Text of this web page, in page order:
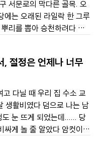
서문로의 막다른 골목. 오
에는 오래된 라일락 한 그루
리를 뽑아 승천하려다 그
. 봄이면 늙고 뒤틀린 몸에
절정은 언제나 너무
다닐 때 우리 집 수소 교
생활비였다 덤으로 나는 남
눈 뜨게 되었는데...... 당
싸게 놀 줄 알았다 암컷이
어 쇠파리를 쫓거나 엉덩